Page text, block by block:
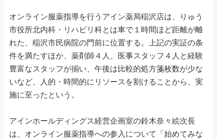
オンライン服薬指導を行うアイン薬局稲沢店は、りゅう
市役所北内科・リハビリ科とは車で１時間ほど距離が離
れた、稲沢市民病院の門前に位置する。上記の実証の条
件を満たすほか、薬剤師４人、医事スタッフ４人と経験
豊富なスタッフが揃い、午後は比較的処方箋枚数が少な
いなど、人的・時間的にリソースを割けることから、実
施に至ったという。
アインホールディングス経営企画室の鈴木奈々絵次長
は、オンライン服薬指導への参入について「始めてみな